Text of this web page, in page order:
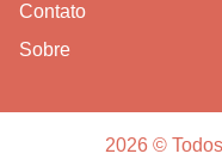
Contato
Sobre
2026 ©